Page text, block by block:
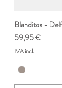
Blanditos -
Preço
59,95 €
IVA incl.